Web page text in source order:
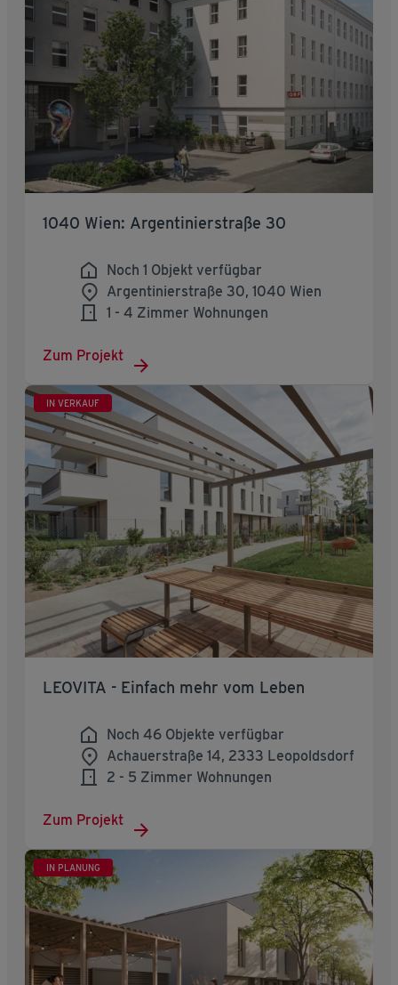
1040 Wien: Argentinierstraße 30
Noch 1 Objekt verfügbar
Argentinierstraße 30, 1040 Wien
1 - 4 Zimmer Wohnungen
Zum Projekt
IN VERKAUF
LEOVITA - Einfach mehr vom Leben
Noch 46 Objekte verfügbar
Achauerstraße 14, 2333 Leopoldsdorf
2 - 5 Zimmer Wohnungen
Zum Projekt
IN PLANUNG